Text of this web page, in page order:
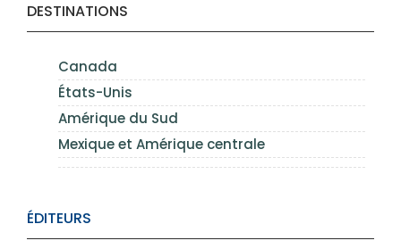
DESTINATIONS
Canada
États-Unis
Amérique du Sud
Mexique et Amérique centrale
ÉDITEURS